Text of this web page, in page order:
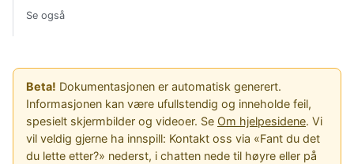
Se også
Beta! Dokumentasjonen er automatisk generert.
Informasjonen kan være ufullstendig og inneholde feil,
spesielt skjermbilder og videoer. Se Om hjelpesidene. Vi
vil veldig gjerne ha innspill: Kontakt oss via «Fant du det
du lette etter?» nederst, i chatten nede til høyre eller på